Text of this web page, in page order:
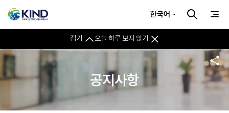
접기 오늘 하루 보지 않기
한국어
공지사항